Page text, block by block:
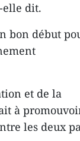
elle dit.
bon début
et de la
à
les deux